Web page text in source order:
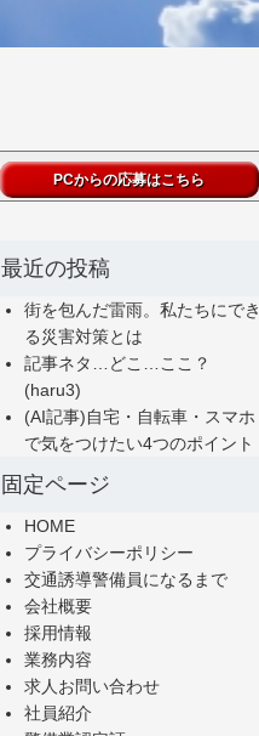
最近の投稿
街を包んだ雷雨。私たちにでき
る災害対策とは
記事ネタ…どこ…ここ？
(haru3)
(AI記事)自宅・自転車・スマホ
で気をつけたい4つのポイント
固定ページ
HOME
プライバシーポリシー
交通誘導警備員になるまで
会社概要
採用情報
業務内容
求人お問い合わせ
社員紹介